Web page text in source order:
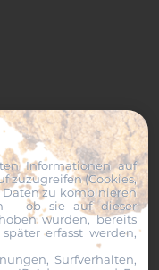
+49 (0) 511 807 259-0
sales@ipc2u.de
Informationen auf
zuzugreifen (Cookies,
Daten zu kombinieren
– ob sie auf dieser
wurden, bereits
erfasst werden,
Surfverhalten,